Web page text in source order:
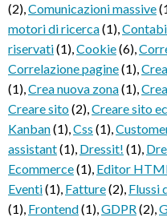
(2),Comunicazioni massive
motori di ricerca(1),
riservati(1),Cookie(6),
Correlazione pagine(1),Crea
(1),Crea nuova zona(1),
Creare sito(2),Creare sito
Kanban(1),Css (1),
assistant(1), Dressit! (1),
Ecommerce(1), Editor
Eventi(1), Fatture(2), Flussi
(1), Frontend(1),GDPR(2),